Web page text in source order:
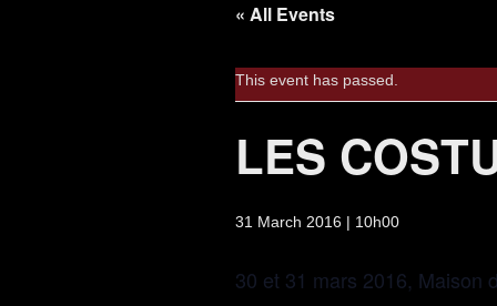
« All Events
This event has passed.
LES
31 March 2016 | 10h00
30 et 31 mars 2016, Maison